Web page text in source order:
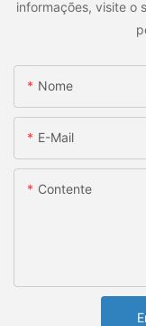
informações, visite o
Nome
E-Mail
Contente